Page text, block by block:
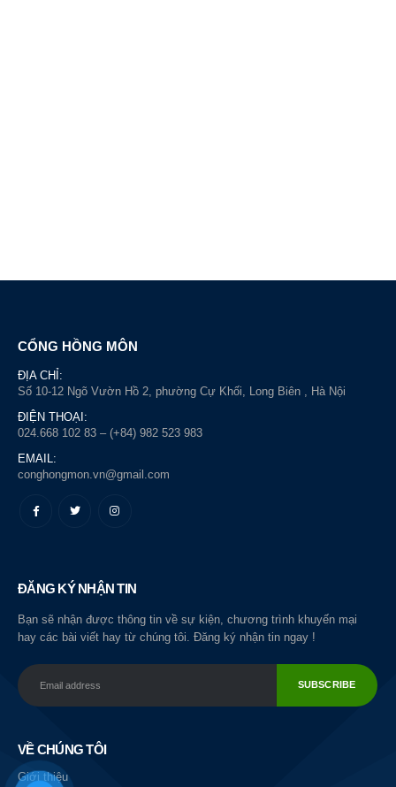
CỔNG HỒNG MÔN
ĐỊA CHỈ:
Số 10-12 Ngõ Vườn Hồ 2, phường Cự Khối, Long Biên , Hà Nội
ĐIỆN THOẠI:
024.668 102 83 – (+84) 982 523 983
EMAIL:
conghongmon.vn@gmail.com
ĐĂNG KÝ NHẬN TIN
Bạn sẽ nhận được thông tin về sự kiện, chương trình khuyến mại
hay các bài viết hay từ chúng tôi. Đăng ký nhận tin ngay !
VỀ CHÚNG TÔI
Giới thiệu